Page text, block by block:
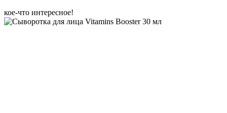
кое-что интересное!